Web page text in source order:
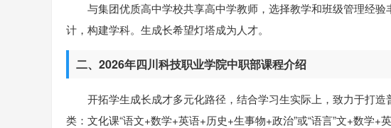
与集团优质⾼中学校共享⾼中学教师，选择教学和班级管理经
计，构建学科。⽣成⻓希望灯塔成为人才。
二、2026年四川科技职业学院中职部课程介绍
开拓学⽣成⻓成才多元化路径，结合学习⽣实际上，致力于打
类：⽂化课“语⽂+数学+英语+历史+⽣事物+政治”或“语言”⽂+数学